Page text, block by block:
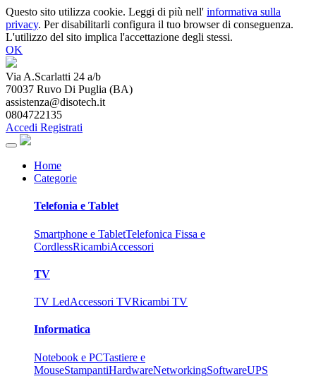
Questo sito utilizza cookie. Leggi di più nell' informativa sulla
privacy. Per disabilitarli configura il tuo browser di conseguenza.
L'utilizzo del sito implica l'accettazione degli stessi.
OK
Via A.Scarlatti 24 a/b
70037 Ruvo Di Puglia (BA)
assistenza@disotech.it
0804722135
Accedi Registrati
Home
Categorie
Telefonia e Tablet
Smartphone e TabletTelefonica Fissa e
CordlessRicambiAccessori
TV
TV LedAccessori TVRicambi TV
Informatica
Notebook e PCTastiere e
MouseStampantiHardwareNetworkingSoftwareUPS